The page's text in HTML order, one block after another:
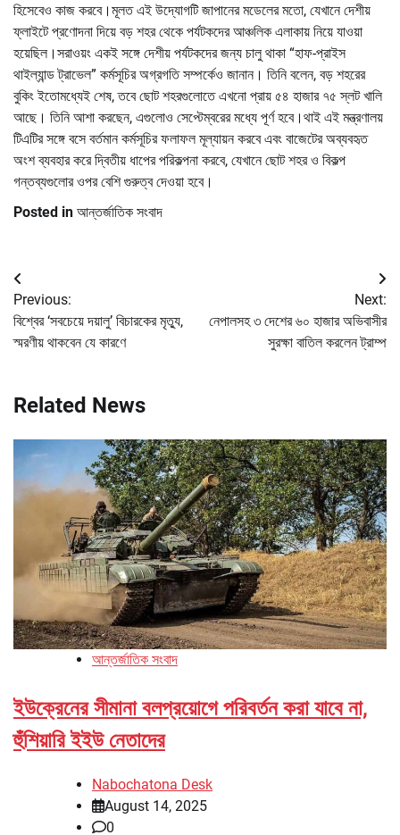
হিসেবেও কাজ করবে।মূলত এই উদ্যোগটি জাপানের মডেলের মতো, যেখানে দেশীয়
ফ্লাইটে প্রণোদনা দিয়ে বড় শহর থেকে পর্যটকদের আঞ্চলিক এলাকায় নিয়ে যাওয়া
হয়েছিল।সরাওয়ং একই সঙ্গে দেশীয় পর্যটকদের জন্য চালু থাকা “হাফ-প্রাইস
থাইল্যান্ড ট্রাভেল” কর্মসূচির অগ্রগতি সম্পর্কেও জানান। তিনি বলেন, বড় শহরের
বুকিং ইতোমধ্যেই শেষ, তবে ছোট শহরগুলোতে এখনো প্রায় ৫৪ হাজার ৭৫ স্লট খালি
আছে। তিনি আশা করছেন, এগুলোও সেপ্টেম্বরের মধ্যে পূর্ণ হবে।থাই এই মন্ত্রণালয়
টিএটির সঙ্গে বসে বর্তমান কর্মসূচির ফলাফল মূল্যায়ন করবে এবং বাজেটের অব্যবহৃত
অংশ ব্যবহার করে দ্বিতীয় ধাপের পরিকল্পনা করবে, যেখানে ছোট শহর ও বিকল্প
গন্তব্যগুলোর ওপর বেশি গুরুত্ব দেওয়া হবে।
Posted in আন্তর্জাতিক সংবাদ
Post
navigation
Previous:
বিশ্বের ‘সবচেয়ে দয়ালু’ বিচারকের মৃত্যু,
স্মরণীয় থাকবেন যে কারণে
Next:
নেপালসহ ৩ দেশের ৬০ হাজার অভিবাসীর
সুরক্ষা বাতিল করলেন ট্রাম্প
Related News
আন্তর্জাতিক সংবাদ
ইউক্রেনের সীমানা বলপ্রয়োগে পরিবর্তন করা যাবে না,
হুঁশিয়ারি ইইউ নেতাদের
Nabochatona Desk
August 14, 2025
0